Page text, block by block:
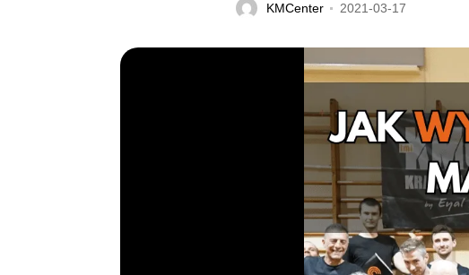
KMCenter 2021-03-17